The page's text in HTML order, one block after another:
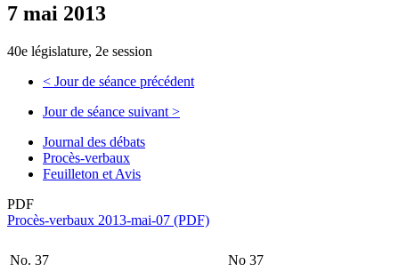
7 mai 2013
40e législature, 2e session
< Jour de séance précédent
Jour de séance suivant >
Journal des débats
Procès-verbaux
Feuilleton et Avis
PDF
Procès-verbaux 2013-mai-07 (PDF)
No. 37 No 37